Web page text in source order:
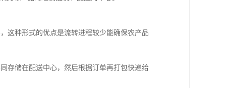
这种形式的优点是流转进程较少能确保农产品
存储在配送中心，然后根据订单再打包快递给